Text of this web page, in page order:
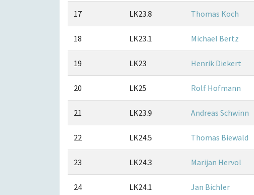
17 LK23.8 Thomas Koch
18 LK23.1 Michael Bertz
19 LK23 Henrik Diekert
20 LK25 Rolf Hofmann
21 LK23.9 Andreas Schwinn
22 LK24.5 Thomas Biewald
23 LK24.3 Marijan Hervol
24 LK24.1 Jan Bichler